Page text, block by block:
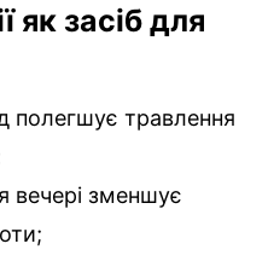
як засіб для
полегшує травлення
вечері зменшує